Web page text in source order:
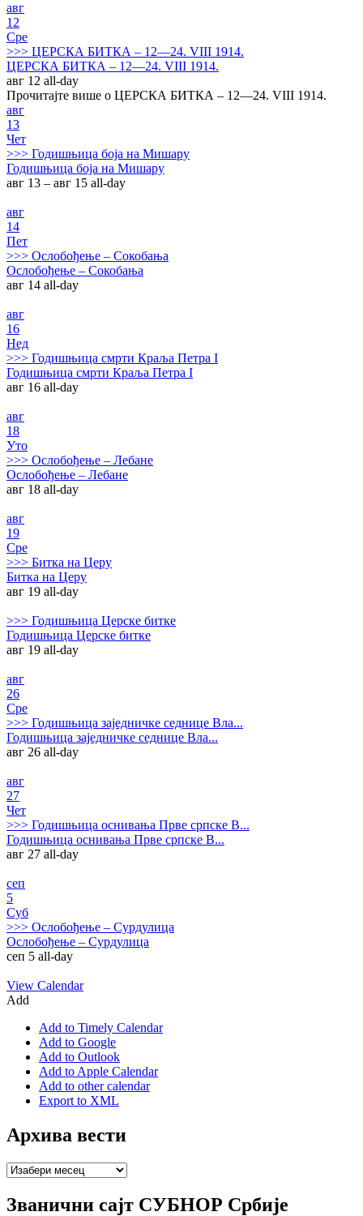
авг
12
Сре
>>> ЦЕРСКА БИТКА – 12—24. VIII 1914.
ЦЕРСКА БИТКА – 12—24. VIII 1914.
авг 12 all-day
Прочитајте више о ЦЕРСКА БИТКА – 12—24. VIII 1914.
авг
13
Чет
>>> Годишњица боја на Мишару
Годишњица боја на Мишару
авг 13 – авг 15 all-day
авг
14
Пет
>>> Ослобођење – Сокобања
Ослобођење – Сокобања
авг 14 all-day
авг
16
Нед
>>> Годишњица смрти Краља Петра I
Годишњица смрти Краља Петра I
авг 16 all-day
авг
18
Уто
>>> Ослобођење – Лебане
Ослобођење – Лебане
авг 18 all-day
авг
19
Сре
>>> Битка на Церу
Битка на Церу
авг 19 all-day
>>> Годишњица Церске битке
Годишњица Церске битке
авг 19 all-day
авг
26
Сре
>>> Годишњица заједничке седнице Вла...
Годишњица заједничке седнице Вла...
авг 26 all-day
авг
27
Чет
>>> Годишњица оснивања Прве српске В...
Годишњица оснивања Прве српске В...
авг 27 all-day
сеп
5
Суб
>>> Ослобођење – Сурдулица
Ослобођење – Сурдулица
сеп 5 all-day
View Calendar
Add
Add to Timely Calendar
Add to Google
Add to Outlook
Add to Apple Calendar
Add to other calendar
Export to XML
Архива вести
Архива
Званични сајт СУБНОР Србије